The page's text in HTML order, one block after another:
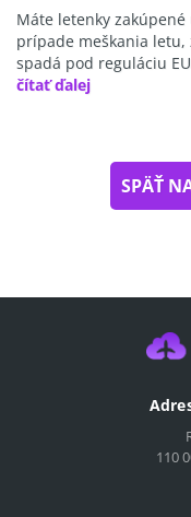
Máte letenky
prípade meškania
spadá pod reguláciu
čítať ďalej
SPÄŤ
110